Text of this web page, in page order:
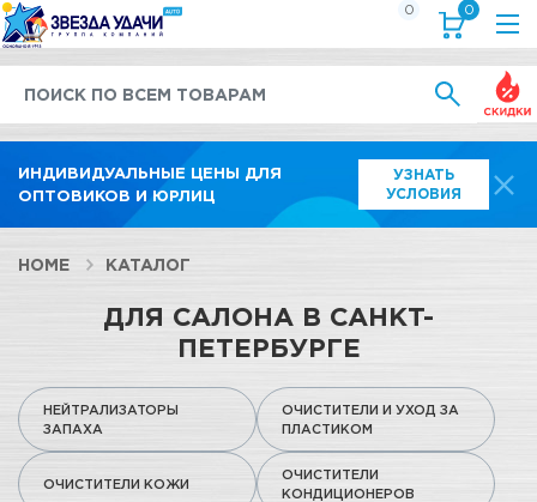
ИНДИВИДУАЛЬНЫЕ ЦЕНЫ ДЛЯ
ОПТОВИКОВ И ЮРЛИЦ
УЗНАТЬ
УСЛОВИЯ
0 0
HOME КАТАЛОГ
ДЛЯ САЛОНА В САНКТ-
ПЕТЕРБУРГЕ
НЕЙТРАЛИЗАТОРЫ
ЗАПАХА
ОЧИСТИТЕЛИ И УХОД ЗА
ПЛАСТИКОМ
ОЧИСТИТЕЛИ КОЖИ
ОЧИСТИТЕЛИ
КОНДИЦИОНЕРОВ